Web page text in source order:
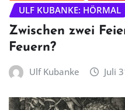
ULF KUBANKE: HÖRMAL
Zwischen zwei
Feuern?
Ulf Kubanke Juli